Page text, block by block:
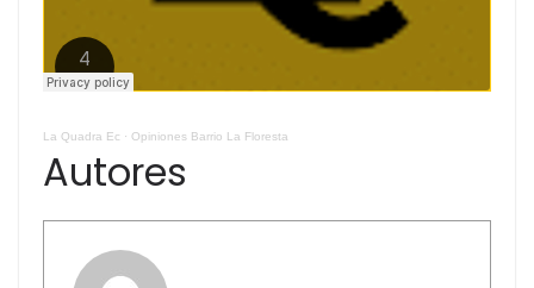
La Quadra Ec · Opiniones Barrio La Floresta
Autores